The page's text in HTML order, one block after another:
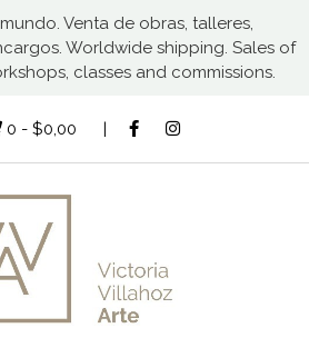
Venta de obras, talleres,
Worldwide shipping. Sales of
classes and commissions.
0 - $0,00